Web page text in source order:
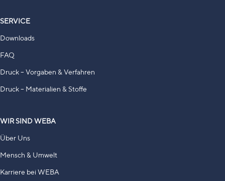
SERVICE
Downloads
FAQ
Druck – Vorgaben & Verfahren
Druck – Materialien & Stoffe
WIR SIND WEBA
Über Uns
Mensch & Umwelt
Karriere bei WEBA